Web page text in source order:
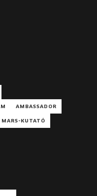
AMBASSADOR
MARS-KUTATÓ